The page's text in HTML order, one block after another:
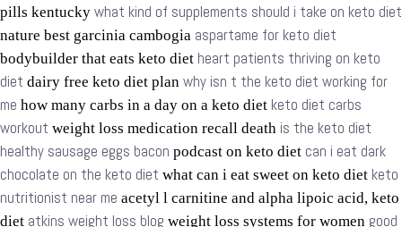
pills kentucky what kind of supplements should i take on keto diet
nature best garcinia cambogia aspartame for keto diet
bodybuilder that eats keto diet heart patients thriving on keto
diet dairy free keto diet plan why isn t the keto diet working for
me how many carbs in a day on a keto diet keto diet carbs
workout weight loss medication recall death is the keto diet
healthy sausage eggs bacon podcast on keto diet can i eat dark
chocolate on the keto diet what can i eat sweet on keto diet keto
nutritionist near me acetyl l carnitine and alpha lipoic acid, keto
diet atkins weight loss blog weight loss systems for women good